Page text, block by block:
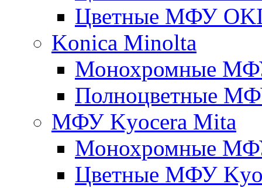
Цветные МФУ
Konica Minolta
Монохромные
Полноцветные
МФУ Kyocera Mita
Монохромные
Цветные МФУ